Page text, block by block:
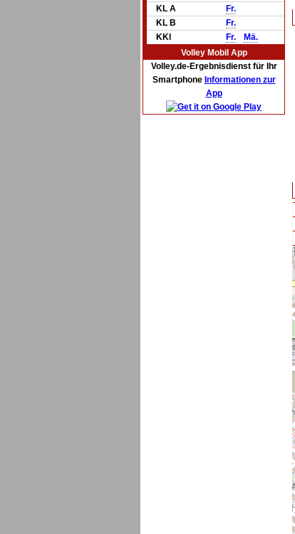
KL A
Fr.
KL B
Fr.
KKl
Fr.
Mä.
Volley Mobil App
Volley.de-Ergebnisdienst für Ihr
Smartphone Informationen zur
App